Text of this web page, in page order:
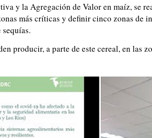
y la Agregación de Valor en maíz, se
más críticas y definir cinco zonas de
producir, a parte de este cereal, en las